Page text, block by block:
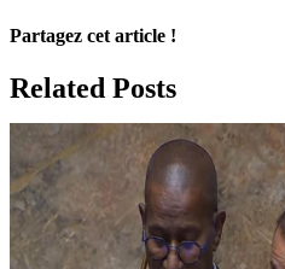
Partagez cet article !
Facebook
X
Reddit
LinkedIn
WhatsApp
Telegram
Tumblr
Pinterest
Vk
Xing
Email
Related Posts